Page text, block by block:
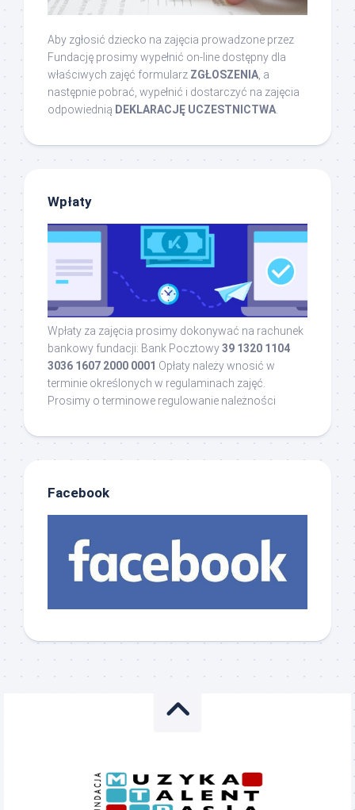
Aby zgłosić dziecko na zajęcia prowadzone przez
Fundację prosimy wypełnić on-line dostępny dla
właściwych zajęć formularz ZGŁOSZENIA, a
następnie pobrać, wypełnić i dostarczyć na zajęcia
odpowiednią DEKLARACJĘ UCZESTNICTWA.
Wpłaty
Wpłaty za zajęcia prosimy dokonywać na rachunek
bankowy fundacji: Bank Pocztowy39 1320 1104
3036 1607 2000 0001 Opłaty należy wnosić w
terminie określonych w regulaminach zajęć.
Prosimy o terminowe regulowanie należności
Facebook